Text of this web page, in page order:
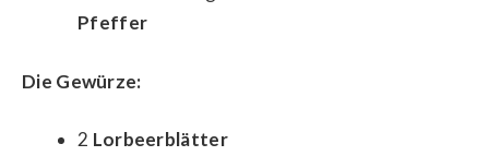
Pfeffer
Die Gewürze:
2 Lorbeerblätter